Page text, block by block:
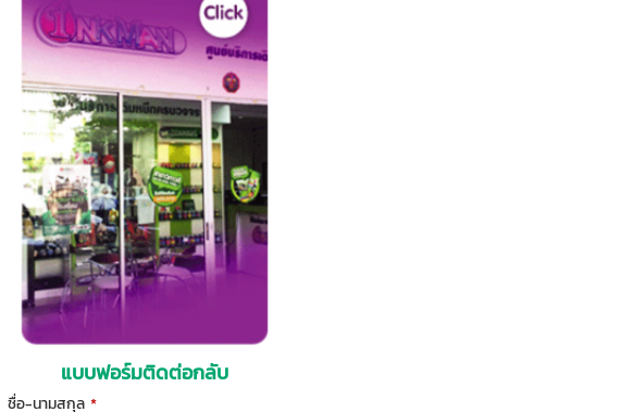
แบบฟอร์มติดต่อกลับ
ชื่อ-นามสกุล *